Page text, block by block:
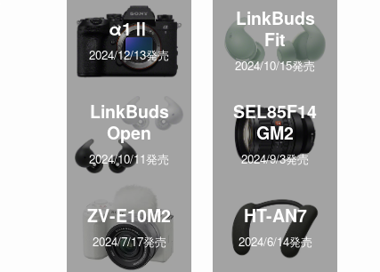
α1Ⅱ
2024/12/13発売
LinkBuds
Fit
2024/10/15発売
LinkBuds
Open
2024/10/11発売
SEL85F14
GM2
2024/9/3発売
ZV-E10M2
2024/7/17発売
HT-AN7
2024/6/14発売